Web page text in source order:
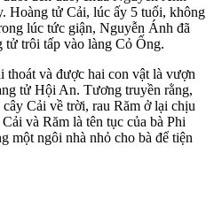
Hoàng tử Cải, lúc ấy 5 tuổi, không
lúc tức giận, Nguyễn Ánh đã
tử trôi tấp vào làng Cỏ Ống.
và được hai con vật là vượn
tử Hội An. Tương truyền rằng,
Cải về trời, rau Răm ở lại chịu
và Răm là tên tục của bà Phi
một ngôi nhà nhỏ cho bà để tiện